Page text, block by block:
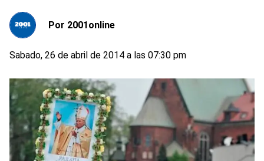
Por 2001online
Sabado, 26 de abril de 2014 a las 07:30 pm